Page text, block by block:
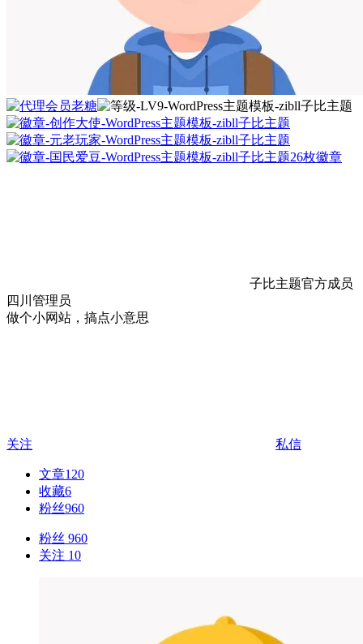
老糖
26枚徽章
子比主题官方成员
四川 管理员
做个小网站，搞点小意思
关注 私信
文章120
收藏6
粉丝960
粉丝 960
关注 10